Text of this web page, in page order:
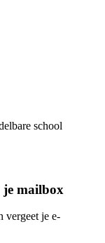
school
je mailbox
vergeet je e-